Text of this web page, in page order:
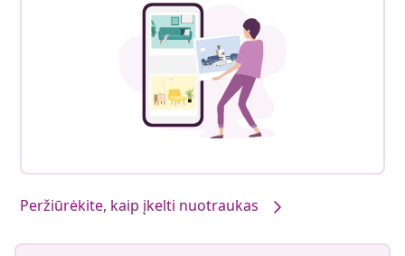
Peržiūrėkite, kaip įkelti nuotraukas